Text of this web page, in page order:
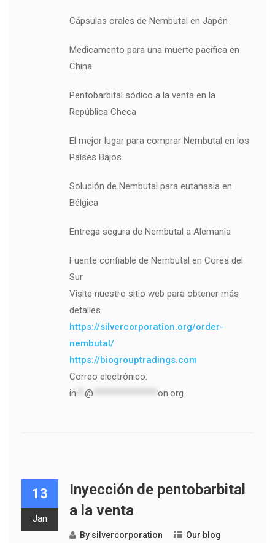
Cápsulas orales de Nembutal en Japón
Medicamento para una muerte pacífica en
China
Pentobarbital sódico a la venta en la
República Checa
El mejor lugar para comprar Nembutal en los
Países Bajos
Solución de Nembutal para eutanasia en
Bélgica
Entrega segura de Nembutal a Alemania
Fuente confiable de Nembutal en Corea del
Sur
Visite nuestro sitio web para obtener más
detalles.
https://silvercorporation.org/order-
nembutal/
https://biogrouptradings.com
Correo electrónico:
in
@ on.org
13
Jan
Inyección de pentobarbital
a la venta
By silvercorporation
Our blog